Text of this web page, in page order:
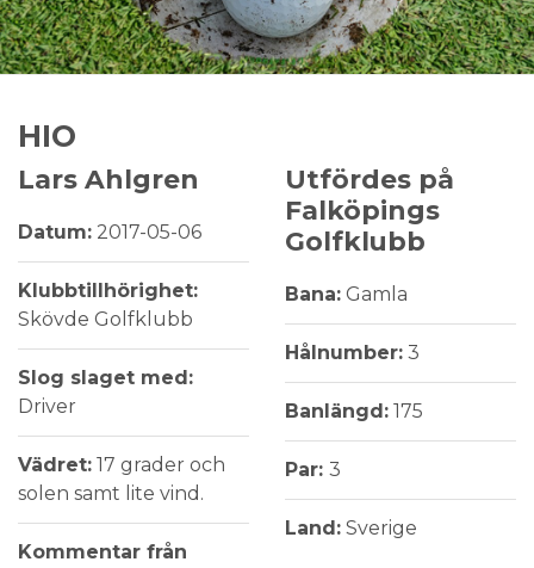
HIO
Lars Ahlgren
Datum: 2017-05-06
Klubbtillhörighet:
Skövde Golfklubb
Slog slaget med:
Driver
Vädret: 17 grader och
solen samt lite vind.
Kommentar från
Utfördes på
Falköpings
Golfklubb
Bana: Gamla
Hålnumber: 3
Banlängd: 175
Par: 3
Land: Sverige